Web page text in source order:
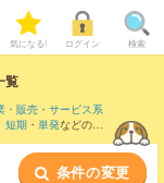
気になる! ログイン 検索
覧
・販売・サービス系
短期 ・ 単発などの期
条件の変更